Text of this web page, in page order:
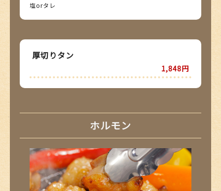
塩orタレ
厚切りタン
1,848円
ホルモン